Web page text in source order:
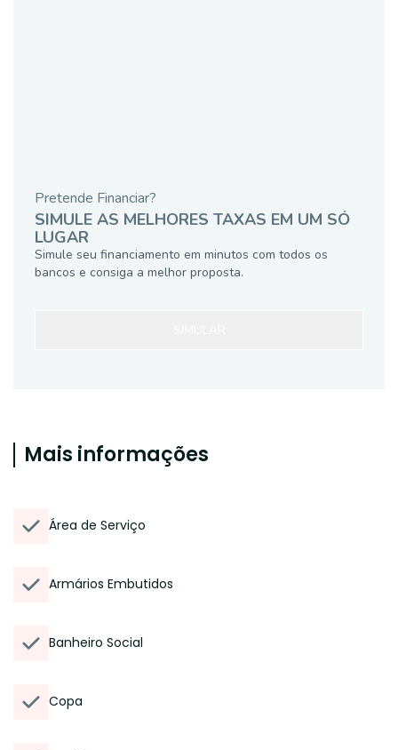
Pretende Financiar?
SIMULE AS MELHORES TAXAS EM UM SÓ
LUGAR
Simule seu financiamento em minutos com todos os
bancos e consiga a melhor proposta.
Mais informações
Área de Serviço
Armários Embutidos
Banheiro Social
Copa